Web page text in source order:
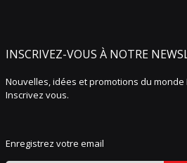
INSCRIVEZ-VOUS À NOTRE
Nouvelles, idées et promotions du monde
Inscrivez vous.
Enregistrez votre email